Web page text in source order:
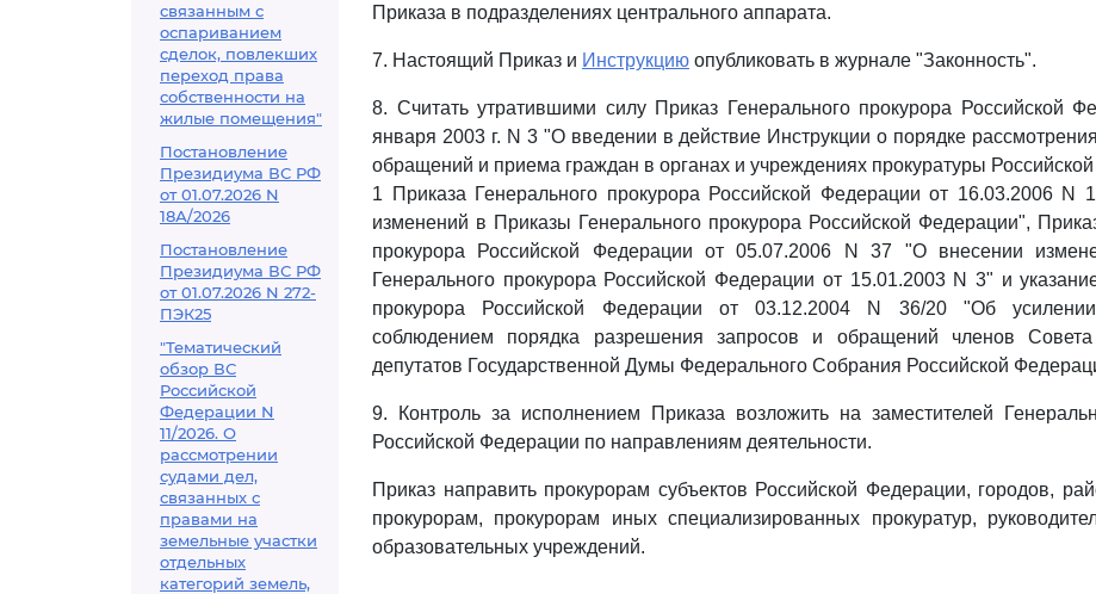
связанным с
оспариванием
сделок, повлекших
переход права
собственности на
жилые помещения"
Постановление
Президиума ВС РФ
от 01.07.2026 N
18А/2026
Постановление
Президиума ВС РФ
от 01.07.2026 N 272-
ПЭК25
"Тематический
обзор ВС
Российской
Федерации N
11/2026. О
рассмотрении
судами дел,
связанных с
правами на
земельные участки
отдельных
категорий земель,
Приказа в подразделениях центрального аппарата.
7. Настоящий Приказ и Инструкцию опубликовать в журнале "Законность".
8. Считать утратившими силу Приказ Генерального прокурора Российской
января 2003 г. N 3 "О введении в действие Инструкции о порядке
обращений и приема граждан в органах и учреждениях прокуратуры
1 Приказа Генерального прокурора Российской Федерации от 16.03.2006 N
изменений в Приказы Генерального прокурора Российской Федерации",
прокурора Российской Федерации от 05.07.2006 N 37 "О внесении
Генерального прокурора Российской Федерации от 15.01.2003 N 3" и
прокурора Российской Федерации от 03.12.2004 N 36/20 "Об
соблюдением порядка разрешения запросов и обращений членов
депутатов Государственной Думы Федерального Собрания Российской
9. Контроль за исполнением Приказа возложить на заместителей
Российской Федерации по направлениям деятельности.
Приказ направить прокурорам субъектов Российской Федерации, городов,
прокурорам, прокурорам иных специализированных прокуратур,
образовательных учреждений.